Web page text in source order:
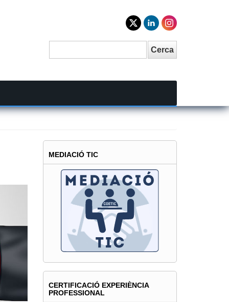
Cerca
MEDIACIÓ TIC
CERTIFICACIÓ EXPERIÈNCIA
PROFESSIONAL